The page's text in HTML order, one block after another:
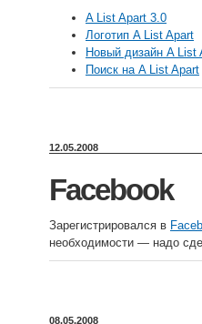
A List Apart 3.0
Логотип A List Apart
Новый дизайн A List
Поиск на A List Apart
12.05.2008
Facebook
Зарегистрировался в
необходимости — надо
08.05.2008